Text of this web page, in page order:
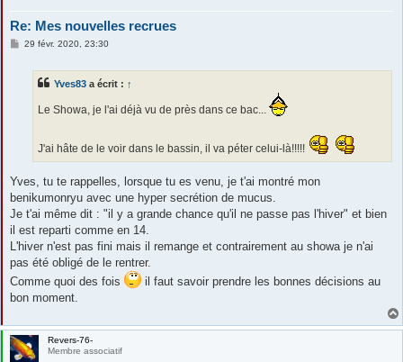
Re: Mes nouvelles recrues
M29 févr. 2020, 23:30
Yves83 a écrit : ↑
Le Showa, je l'ai déjà vu de près dans ce bac...
J'ai hâte de le voir dans le bassin, il va péter celui-là!!!!!
Yves, tu te rappelles, lorsque tu es venu, je t'ai montré mon
benikumonryu avec une hyper secrétion de mucus.
Je t'ai même dit : "il y a grande chance qu'il ne passe pas l'hiver" et bien
il est reparti comme en 14.
L'hiver n'est pas fini mais il remange et contrairement au showa je n'ai
pas été obligé de le rentrer.
Comme quoi des fois
il faut savoir prendre les bonnes décisions au
bon moment.
Revers-76-
Membre associatif